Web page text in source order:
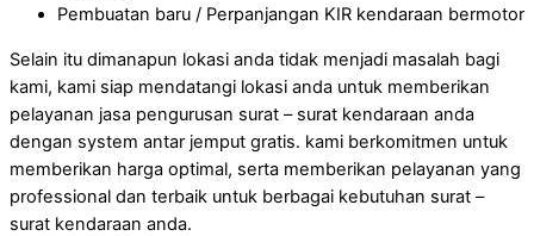
Pembuatan baru / Perpanjangan KIR kendaraan bermotor
Selain itu dimanapun lokasi anda tidak menjadi masalah bagi
kami, kami siap mendatangi lokasi anda untuk memberikan
pelayanan jasa pengurusan surat – surat kendaraan anda
dengan system antar jemput gratis. kami berkomitmen untuk
memberikan harga optimal, serta memberikan pelayanan yang
professional dan terbaik untuk berbagai kebutuhan surat –
surat kendaraan anda.